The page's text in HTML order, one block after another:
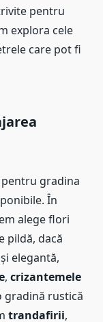
pentru
explora cele
care pot fi
gradina
În
alege flori
pildă, dacă
elegantă,
, crizantemele
gradină rustică
trandafirii,